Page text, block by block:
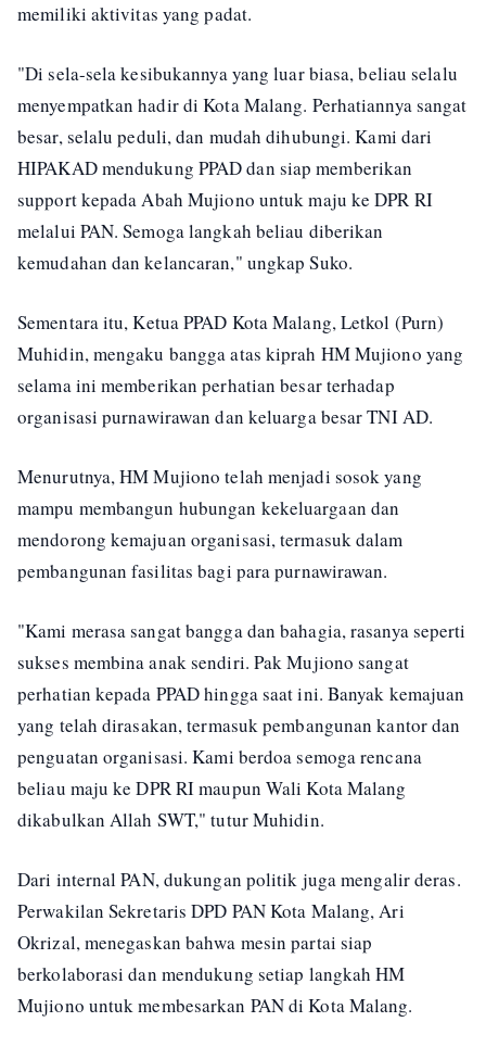
memiliki aktivitas yang padat.
"Di sela-sela kesibukannya yang luar biasa, beliau selalu
menyempatkan hadir di Kota Malang. Perhatiannya sangat
besar, selalu peduli, dan mudah dihubungi. Kami dari
HIPAKAD mendukung PPAD dan siap memberikan
support kepada Abah Mujiono untuk maju ke DPR RI
melalui PAN. Semoga langkah beliau diberikan
kemudahan dan kelancaran," ungkap Suko.
Sementara itu, Ketua PPAD Kota Malang, Letkol (Purn)
Muhidin, mengaku bangga atas kiprah HM Mujiono yang
selama ini memberikan perhatian besar terhadap
organisasi purnawirawan dan keluarga besar TNI AD.
Menurutnya, HM Mujiono telah menjadi sosok yang
mampu membangun hubungan kekeluargaan dan
mendorong kemajuan organisasi, termasuk dalam
pembangunan fasilitas bagi para purnawirawan.
"Kami merasa sangat bangga dan bahagia, rasanya seperti
sukses membina anak sendiri. Pak Mujiono sangat
perhatian kepada PPAD hingga saat ini. Banyak kemajuan
yang telah dirasakan, termasuk pembangunan kantor dan
penguatan organisasi. Kami berdoa semoga rencana
beliau maju ke DPR RI maupun Wali Kota Malang
dikabulkan Allah SWT," tutur Muhidin.
Dari internal PAN, dukungan politik juga mengalir deras.
Perwakilan Sekretaris DPD PAN Kota Malang, Ari
Okrizal, menegaskan bahwa mesin partai siap
berkolaborasi dan mendukung setiap langkah HM
Mujiono untuk membesarkan PAN di Kota Malang.